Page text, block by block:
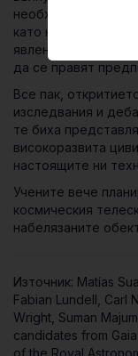
необходимостта
като например
явления, трябва
да се правят
Все пак,
изследвания и
те биха
високоразвита
настоящите ни
Учените вече
космическия
набелязаните
Източник: Matías
Fabian Lundell, Carl
Wright, Suman
candidates from
of the Royal